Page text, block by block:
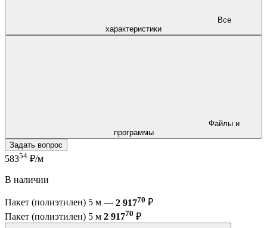
характеристики
программы
Задать вопрос
58354 ₽/м
В наличии
Пакет (полиэтилен) 5 м — 2 91770 ₽
Пакет (полиэтилен) 5 м 2 91770 ₽